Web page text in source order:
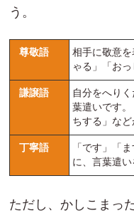
う。
尊敬語
相手に敬意
ゃる」「お
謙譲語
自分をへり
葉遣いです
ちする」など
丁寧語
「です」「
に、言葉遣い
ただし、かしこまっ